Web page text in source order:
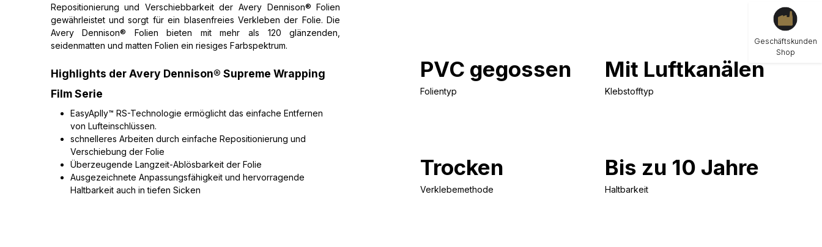
Repositionierung und Verschiebbarkeit der Avery Dennison® Folien
gewährleistet und sorgt für ein blasenfreies Verkleben der Folie. Die
Avery Dennison® Folien bieten mit mehr als 120 glänzenden,
seidenmatten und matten Folien ein riesiges Farbspektrum.
Highlights der Avery Dennison® Supreme Wrapping
Film Serie
EasyAplly™ RS-Technologie ermöglicht das einfache Entfernen
von Lufteinschlüssen.
schnelleres Arbeiten durch einfache Repositionierung und
Verschiebung der Folie
Überzeugende Langzeit-Ablösbarkeit der Folie
Ausgezeichnete Anpassungsfähigkeit und hervorragende
Haltbarkeit auch in tiefen Sicken
PVC gegossen
Folientyp
Mit Luftkanälen
Klebstofftyp
Trocken
Verklebemethode
Bis zu 10 Jahre
Haltbarkeit
Geschäftskunden
Shop